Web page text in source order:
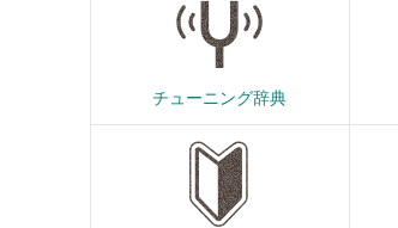
チューニング辞典